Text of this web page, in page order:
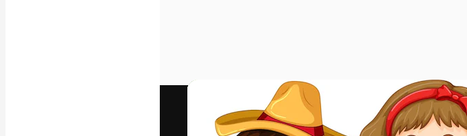
Vídeos
Motion graphics
Plantillas de vídeos